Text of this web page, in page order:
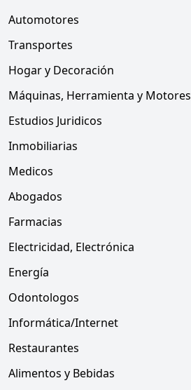
Automotores
Transportes
Hogar y Decoración
Máquinas, Herramienta y Motores
Estudios Juridicos
Inmobiliarias
Medicos
Abogados
Farmacias
Electricidad, Electrónica
Energía
Odontologos
Informática/Internet
Restaurantes
Alimentos y Bebidas